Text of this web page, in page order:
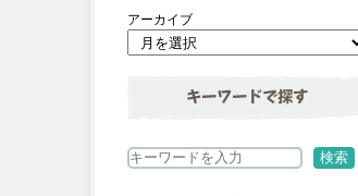
アーカイブ
キーワードで探す
検
検索